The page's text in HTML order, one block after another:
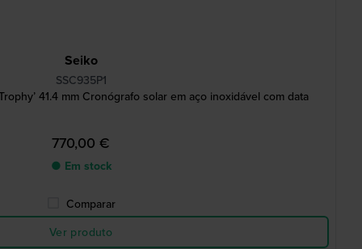
Seiko
SSC935P1
41.4 mm Cronógrafo solar em aço inoxidável com data
770,00 €
● Em stock
Comparar
Ver produto